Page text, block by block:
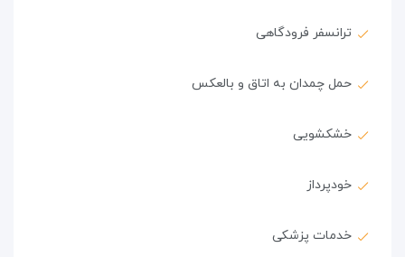
ترانسفر فرودگاهی
حمل چمدان به اتاق و بالعکس
خشکشویی
خودپرداز
خدمات پزشکی